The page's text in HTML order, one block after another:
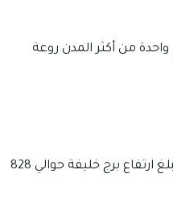
من أكثر المدن روعة
برج خليفة هو أحد الأبراج الشاهقة الأكثر شهرة في دبي ويُعتبر أعلى برج في العالم، ويبلغ ارتفاع برج خليفة حوالي 828